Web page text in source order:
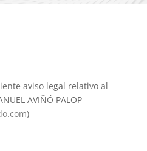
aviso legal relativo al
AVIÑÓ PALOP
)